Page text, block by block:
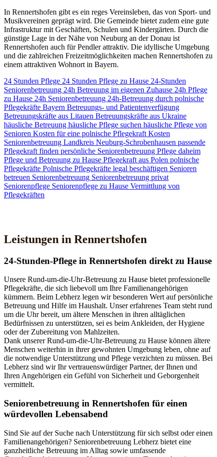
In Rennertshofen gibt es ein reges Vereinsleben, das von Sport- und
Musikvereinen geprägt wird. Die Gemeinde bietet zudem eine gute
Infrastruktur mit Geschäften, Schulen und Kindergärten. Durch die
günstige Lage in der Nähe von Neuburg an der Donau ist
Rennertshofen auch für Pendler attraktiv. Die idyllische Umgebung
und die zahlreichen Freizeitmöglichkeiten machen Rennertshofen zu
einem attraktiven Wohnort in Bayern.
24 Stunden Pflege 24 Stunden Pflege zu Hause 24-Stunden
Seniorenbetreuung 24h Betreuung im eigenen Zuhause 24h Pflege
zu Hause 24h Seniorenbetreuung 24h-Betreuung durch polnische
Pflegekräfte Bayern Betreuungs- und Patientenverfügung
Betreuungskräfte aus Litauen Betreuungskräfte aus Ukraine
häusliche Betreuung häusliche Pflege suchen häusliche Pflege von
Senioren Kosten für eine polnische Pflegekraft Kosten
Seniorenbetreuung Landkreis Neuburg-Schrobenhausen passende
Pflegekraft finden persönliche Seniorenbetreuung Pflege daheim
Pflege und Betreuung zu Hause Pflegekraft aus Polen polnische
Pflegekräfte Polnische Pflegekräfte legal beschäftigen Senioren
betreuen Seniorenbetreuung Seniorenbetreuung privat
Seniorenpflege Seniorenpflege zu Hause Vermittlung von
Pflegekräften
Leistungen in Rennertshofen
24-Stunden-Pflege in Rennertshofen direkt zu Hause
Unsere Rund-um-die-Uhr-Betreuung zu Hause bietet professionelle
Pflegekräfte, die sich liebevoll um Ihre Familienangehörigen
kümmern. Beim Lebherz legen wir besonderen Wert auf persönliche
Betreuung und Hilfe im Haushalt. Unser erfahrenes Team steht rund
um die Uhr bereit, um ältere Menschen in ihren alltäglichen
Bedürfnissen zu unterstützen, sei es beim Ankleiden, der Hygiene
oder der Zubereitung von Mahlzeiten.
Dank unserer Rund-um-die-Uhr-Betreuung zu Hause können ältere
Menschen weiterhin in ihrer gewohnten Umgebung leben, ohne auf
die notwendige Unterstützung und Pflege verzichten zu müssen. Bei
Lebherz sind wir Ihr vertrauenswürdiger Partner, der Ihnen und
Ihren Angehörigen ein Gefühl von Sicherheit und Geborgenheit
vermittelt.
Senioren­betreuung in Rennertshofen für einen
würdevollen Lebensabend
Sind Sie auf der Suche nach Unterstützung für sich selbst oder einen
Familienangehörigen? Seniorenbetreuung Lebherz bietet eine
ganzheitliche Betreuung im Alltag sowie umfassende